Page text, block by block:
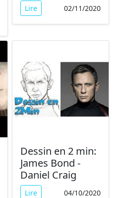
Lire 02/11/2020
Dessin en 2 min:
James Bond -
Daniel Craig
Lire 04/10/2020